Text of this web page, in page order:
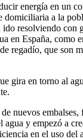
energía en un
domiciliaria a la
resolviendo con
en España,
regadío, que son
gira en torno al
nuevos
y empezó a
en el uso del